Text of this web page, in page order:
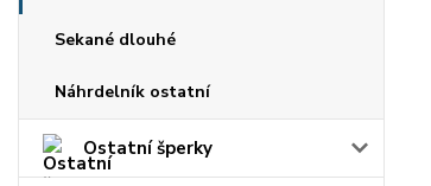
Sekané dlouhé
Náhrdelník ostatní
Ostatní šperky